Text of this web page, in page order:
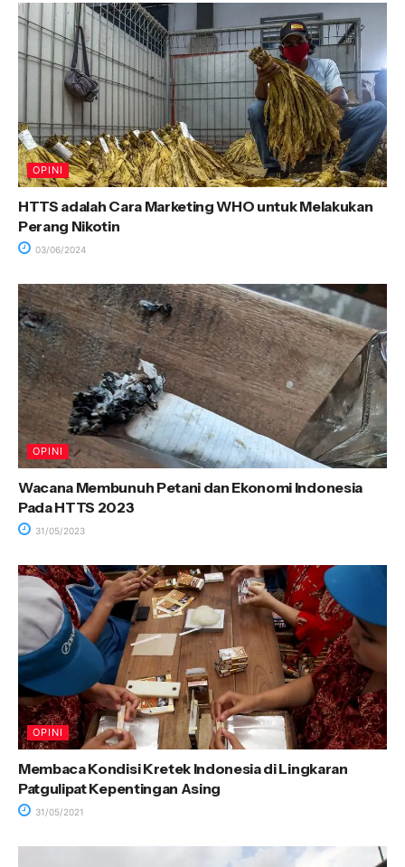
OPINI
HTTS adalah Cara Marketing WHO untuk Melakukan
Perang Nikotin
03/06/2024
OPINI
Wacana Membunuh Petani dan Ekonomi Indonesia
Pada HTTS 2023
31/05/2023
OPINI
Membaca Kondisi Kretek Indonesia di Lingkaran
Patgulipat Kepentingan Asing
31/05/2021